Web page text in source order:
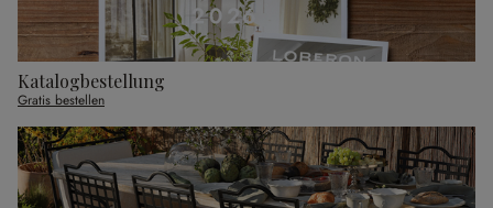
Katalogbestellung
Gratis bestellen